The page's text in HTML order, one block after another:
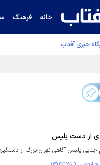
خانه فرهنگ
خبری آفتاب
از دست پلیس
جنایی پلیس آگاهی تهران بزرگ از